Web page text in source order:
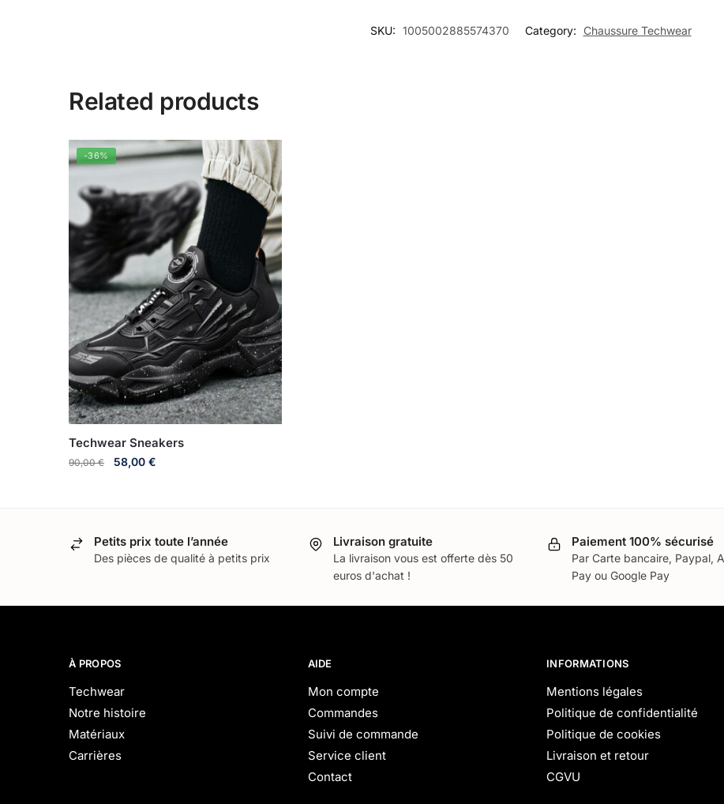
SKU: 1005002885574370 Category: Chaussure Techwear
Related products
-36%
Techwear Sneakers
90,00€ 58,00€
Petits prix toute l’année
Des pièces de qualité à petits prix
Livraison gratuite
La livraison vous est offerte dès 50
euros d'achat !
Paiement 100% sécurisé
Par Carte bancaire, Paypal,
Pay ou Google Pay
À PROPOS
Techwear
Notre histoire
Matériaux
Carrières
AIDE
Mon compte
Commandes
Suivi de commande
Service client
Contact
INFORMATIONS
Mentions légales
Politique de confidentialité
Politique de cookies
Livraison et retour
CGVU